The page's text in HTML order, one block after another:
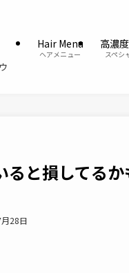
Hair Menu
ヘアメニュー
高濃
スペシ
ると損してる
28日